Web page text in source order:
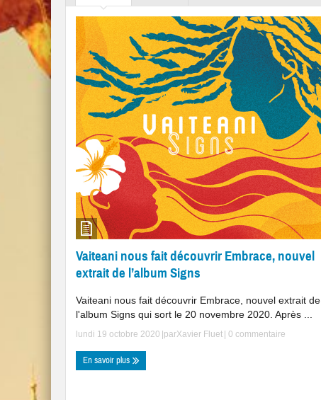
Vaiteani nous fait découvrir Embrace, nouvel
extrait de l’album Signs
Vaiteani nous fait découvrir Embrace, nouvel extrait de
l'album Signs qui sort le 20 novembre 2020. Après ...
lundi 19 octobre 2020 |parXavier Fluet 0 commentaire
En savoir plus